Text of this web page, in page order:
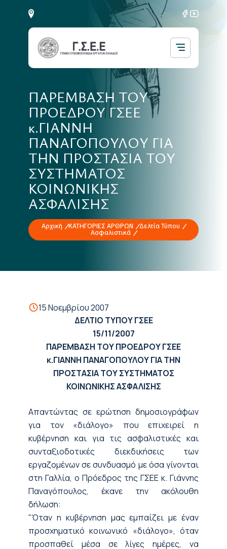
ΠΑΡΕΜΒΑΣΗ ΤΟΥ
ΠΡΟΕΔΡΟΥ ΓΣΕΕ
κ.ΓΙΑΝΝΗ
ΠΑΝΑΓΟΠΟΥΛΟΥ ΓΙΑ
ΤΗΝ ΠΡΟΣΤΑΣΙΑ ΤΟΥ
ΣΥΣΤΗΜΑΤΟΣ
ΚΟΙΝΩΝΙΚΗΣ
ΑΣΦΑΛΙΣΗΣ
Αρχική ΚΑΤΗΓΟΡΙΕΣ ΑΡΘΡΩΝ
Δελτία Τύπου
Ασφαλιστικά
15 Νοεμβρίου 2007
ΔΕΛΤΙΟ ΤΥΠΟΥ ΓΣΕΕ
15/11/2007
ΠΑΡΕΜΒΑΣΗ ΤΟΥ ΠΡΟΕΔΡΟΥ ΓΣΕΕ
κ.ΓΙΑΝΝΗ ΠΑΝΑΓΟΠΟΥΛΟΥ ΓΙΑ ΤΗΝ
ΠΡΟΣΤΑΣΙΑ ΤΟΥ ΣΥΣΤΗΜΑΤΟΣ
ΚΟΙΝΩΝΙΚΗΣ ΑΣΦΑΛΙΣΗΣ
Απαντώντας σε ερώτηση δημοσιογράφων
για τον «διάλογο» που επιχειρεί η
κυβέρνηση και για τις ασφαλιστικές και
συνταξιοδοτικές διεκδικήσεις των
εργαζομένων σε συνδυασμό με όσα γίνονται
στη Γαλλία, ο Πρόεδρος της ΓΣΕΕ κ. Γιάννης
Παναγόπουλος, έκανε την ακόλουθη
δήλωση:
"Όταν η κυβέρνηση μας εμπαίζει με έναν
προσχηματικό κοινωνικό «διάλογο», όταν
προσπαθεί μέσα σε λίγες ημέρες, να